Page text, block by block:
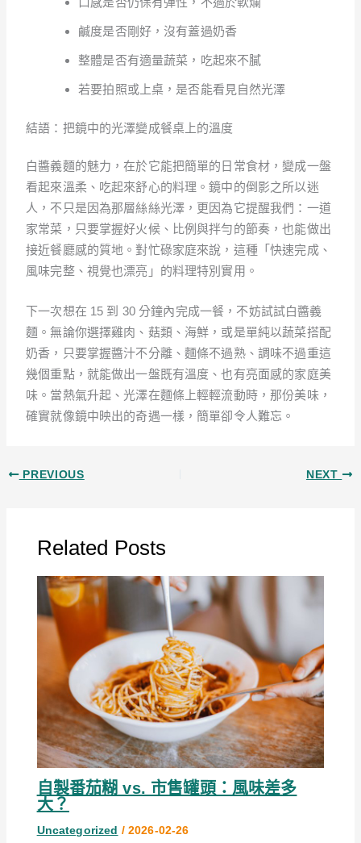
鹹度是否剛好，沒有蓋過奶香
整體是否有適量蔬菜，吃起來不膩
若要拍照或上桌，是否能看見自然光澤
結語：把鏡中的光澤變成餐桌上的溫度
白醬義麵的魅力，在於它能把簡單的日常食材，變成一盤
看起來溫柔、吃起來舒心的料理。鏡中的倒影之所以迷
人，不只是因為那層絲絲光澤，更因為它提醒我們：一道
家常菜，只要掌握好火候、比例與拌勻的節奏，也能做出
接近餐廳感的質地。對忙碌家庭來說，這種「快速完成、
風味完整、視覺也漂亮」的料理特別實用。
下一次想在 15 到 30 分鐘內完成一餐，不妨試試白醬義
麵。無論你選擇雞肉、菇類、海鮮，或是單純以蔬菜搭配
奶香，只要掌握醬汁不分離、麵條不過熟、調味不過重這
幾個重點，就能做出一盤既有溫度、也有亮面感的家庭美
味。當熱氣升起、光澤在麵條上輕輕流動時，那份美味，
確實就像鏡中映出的奇遇一樣，簡單卻令人難忘。
PREVIOUS NEXT
Related Posts
自製番茄糊 vs. 市售罐頭：風味差多
大？
Uncategorized / 2026-02-26